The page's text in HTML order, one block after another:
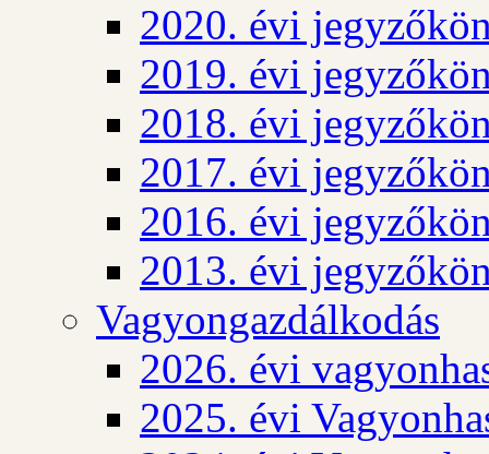
2020. évi
2019. évi
2018. évi
2017. évi
2016. évi
2013. évi
Vagyongazdálkodás
2026. évi
2025. évi